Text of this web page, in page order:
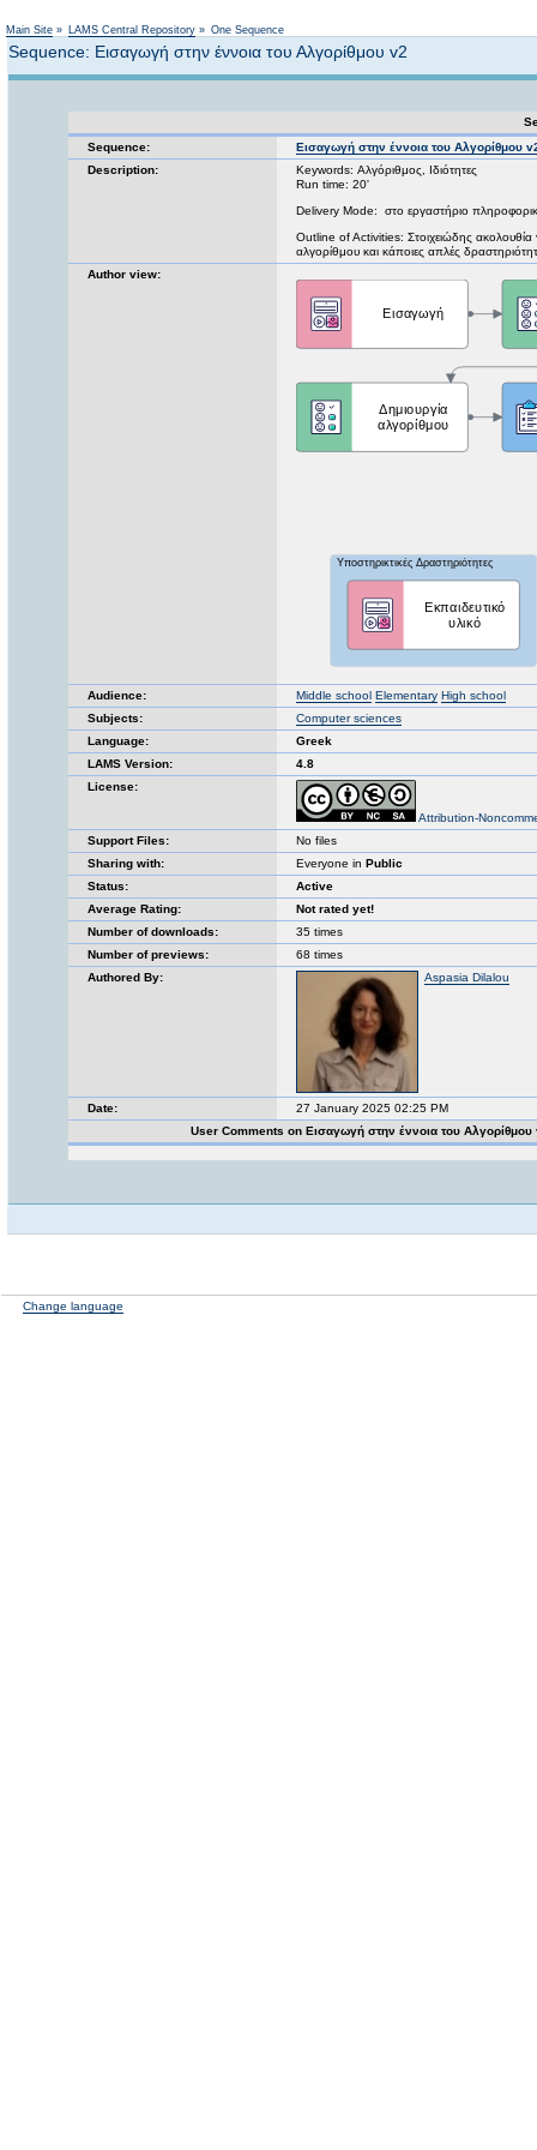
Main Site » LAMS Central Repository » One Sequence
Sequence: Εισαγωγή στην έννοια του Αλγορίθμου v2
Sequence:
Εισαγωγή στην έννοια του Αλγορίθμου
Description:
Keywords: Αλγόριθμος, Ιδιότητες
Run time: 20'
Delivery Mode: στο εργαστήριο
Outline of Activities: Στοιχειώδης ακολουθία
αλγορίθμου και κάποιες απλές
Author view:
Audience: Middle school Elementary High school
Subjects:
Computer sciences
Language:
Greek
LAMS Version:
4.8
License:
Attribution-
Support Files:
No files
Sharing with:
Everyone in Public
Status:
Active
Average Rating:
Not rated yet!
Number of downloads:
35 times
Number of previews:
68 times
Authored By:
Aspasia Dilalou
Date:
27 January 2025 02:25 PM
User Comments on Εισαγωγή στην έννοια του
Change language